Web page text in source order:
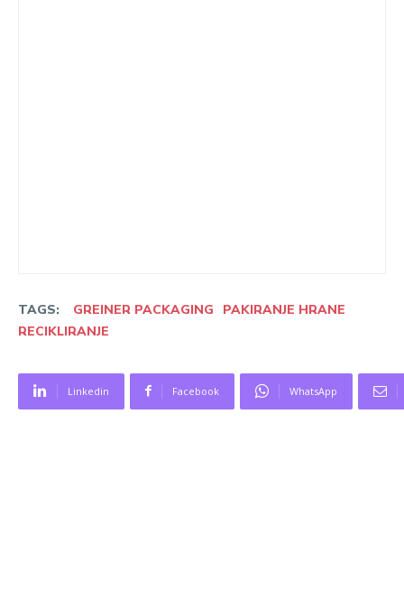
TAGS: GREINER PACKAGING
PAKIRANJE HRANE
RECIKLIRANJE
Linkedin Facebook WhatsApp